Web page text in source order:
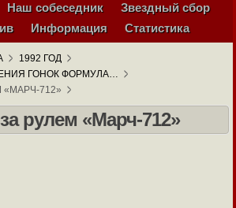
Наш собеседник
Звездный сбор
Информация Статистика
1992 ГОД
ГОНОК ФОРМУЛА…
712»
рулем «Марч-712»